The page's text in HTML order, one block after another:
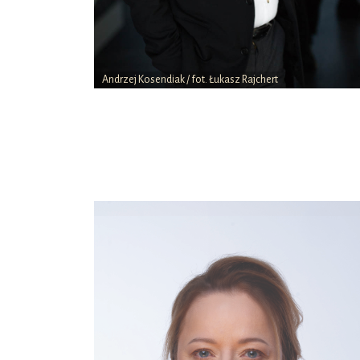
Andrzej Kosendiak / fot. Łukasz Rajchert